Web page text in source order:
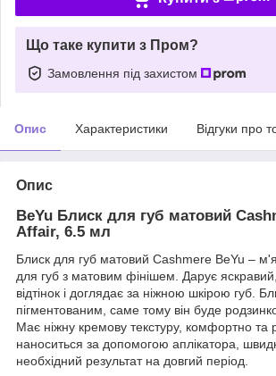
Що таке купити з Пром?
Замовлення під захистом
Опис Характеристики Відгуки про
Опис
BeYu Блиск для губ матовий
Affair, 6.5 мл
Блиск для губ матовий Cashmere BeYu –
для губ з матовим фінішем. Дарує
відтінок і доглядає за ніжною шкірою губ.
пігментованим, саме тому він буде
Має ніжну кремову текстуру, комфортно та
наноситься за допомогою аплікатора,
необхідний результат на довгий період.